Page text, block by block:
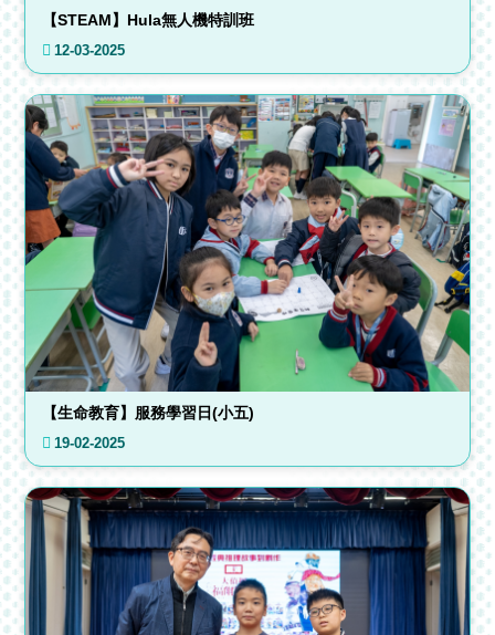
【STEAM】Hula無人機特訓班
12-03-2025
【生命教育】服務學習日(小五)
19-02-2025